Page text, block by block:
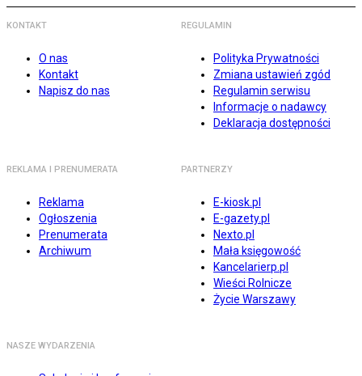
KONTAKT
O nas
Kontakt
Napisz do nas
REGULAMIN
Polityka Prywatności
Zmiana ustawień zgód
Regulamin serwisu
Informacje o nadawcy
Deklaracja dostępności
REKLAMA I PRENUMERATA
Reklama
Ogłoszenia
Prenumerata
Archiwum
PARTNERZY
E-kiosk.pl
E-gazety.pl
Nexto.pl
Mała księgowość
Kancelarierp.pl
Wieści Rolnicze
Życie Warszawy
NASZE WYDARZENIA